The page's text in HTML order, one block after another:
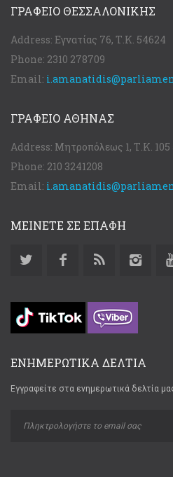
ΓΡΑΦΕΊΟ ΘΕΣΣΑΛΟΝΊΚΗΣ
Address: Εγνατίας 76, Τ.Κ. 54624
Phone: 2310 278709
Email:
ΓΡΑΦΕΊΟ ΑΘΉΝΑΣ
Address: Μητροπόλεως 1, Τ.Κ. 105
Phone: 210 3241208
Email:
ΜΕΙΝΕΤΕ ΣΕ ΕΠΑΦΗ
ΕΝΗΜΕΡΩΤΙΚΑ ΔΕΛΤΙΑ
Εγγραφείτε στα ενημερωτικά δελτία